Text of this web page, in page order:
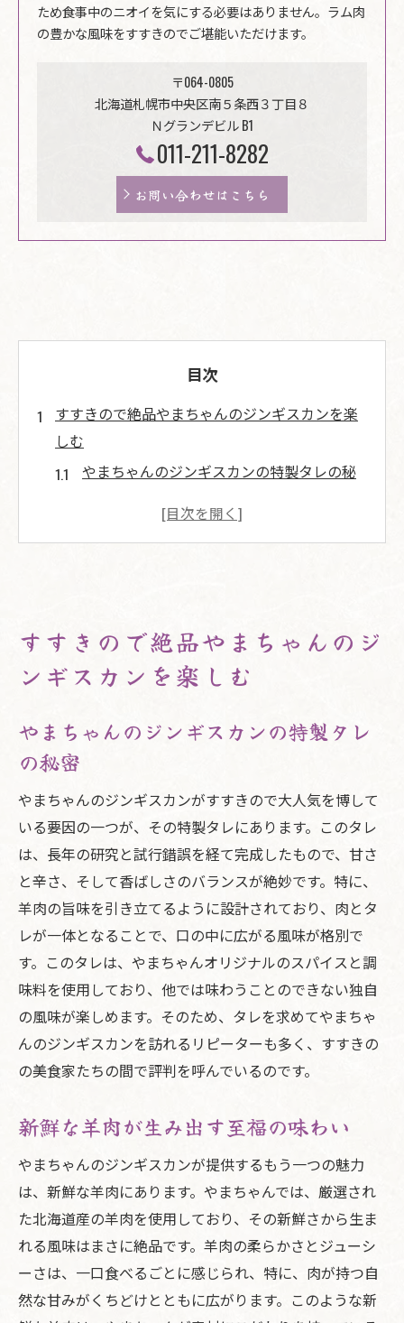
ため食事中のニオイを気にする必要はありません。ラム肉
の豊かな風味をすすきのでご堪能いただけます。
〒064-0805
北海道札幌市中央区南５条西３丁目８
Ｎグランデビル B1
011-211-8282
お問い合わせはこちら
目次
すすきので絶品やまちゃんのジンギスカンを楽
しむ
やまちゃんのジンギスカンの特製タレの秘
新鮮な羊肉が生み出す至福の味わい
やまちゃんのジンギスカンで心温まる食卓
を
体験
やまちゃんのジンギスカンがすすきので愛され
る理由
地元で愛されるジンギスカンの秘密
やまちゃんのこだわりが生む特別な味
厳選された羊肉の質の高さ
健康志向にも嬉しい栄養バランス
すすきので人気の理由を探る
やまちゃんのジンギスカンが提供する価値
すすきので話題沸騰やまちゃんのジンギスカン
の秘密
話題のジンギスカン、その背後にあるスト
特製タレと羊肉の完璧な組み合わせ
やまちゃんのジンギスカンが話題になる理
由
すすきのでの新しいディナー体験
ジンギスカンを通じたコミュニケーション
の場
すすきので絶品やまちゃんのジ
ンギスカンを楽しむ
やまちゃんのジンギスカンの特製タレ
の秘密
やまちゃんのジンギスカンがすすきので大人気を博して
いる要因の一つが、その特製タレにあります。このタレ
は、長年の研究と試行錯誤を経て完成したもので、甘さ
と辛さ、そして香ばしさのバランスが絶妙です。特に、
羊肉の旨味を引き立てるように設計されており、肉とタ
レが一体となることで、口の中に広がる風味が格別で
す。このタレは、やまちゃんオリジナルのスパイスと調
味料を使用しており、他では味わうことのできない独自
の風味が楽しめます。そのため、タレを求めてやまちゃ
んのジンギスカンを訪れるリピーターも多く、すすきの
の美食家たちの間で評判を呼んでいるのです。
新鮮な羊肉が生み出す至福の味わい
やまちゃんのジンギスカンが提供するもう一つの魅力
は、新鮮な羊肉にあります。やまちゃんでは、厳選され
た北海道産の羊肉を使用しており、その新鮮さから生ま
れる風味はまさに絶品です。羊肉の柔らかさとジューシ
ーさは、一口食べるごとに感じられ、特に、肉が持つ自
然な甘みがくちどけとともに広がります。このような新